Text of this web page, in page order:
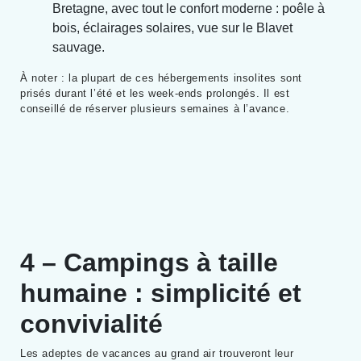
Bretagne, avec tout le confort moderne : poêle à
bois, éclairages solaires, vue sur le Blavet
sauvage.
À noter : la plupart de ces hébergements insolites sont
prisés durant l’été et les week-ends prolongés. Il est
conseillé de réserver plusieurs semaines à l’avance.
4 – Campings à taille
humaine : simplicité et
convivialité
Les adeptes de vacances au grand air trouveront leur